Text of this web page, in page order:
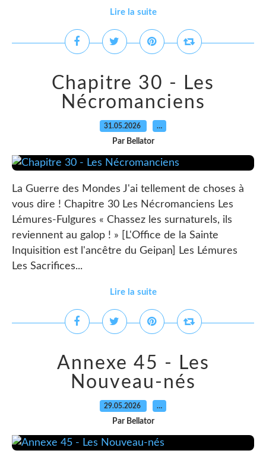
Lire la suite
Chapitre 30 - Les
Nécromanciens
31.05.2026 …
Par Bellator
La Guerre des Mondes J'ai tellement de choses à
vous dire ! Chapitre 30 Les Nécromanciens Les
Lémures-Fulgures « Chassez les surnaturels, ils
reviennent au galop ! » [L'Office de la Sainte
Inquisition est l'ancêtre du Geipan] Les Lémures
Les Sacrifices...
Lire la suite
Annexe 45 - Les
Nouveau-nés
29.05.2026 …
Par Bellator